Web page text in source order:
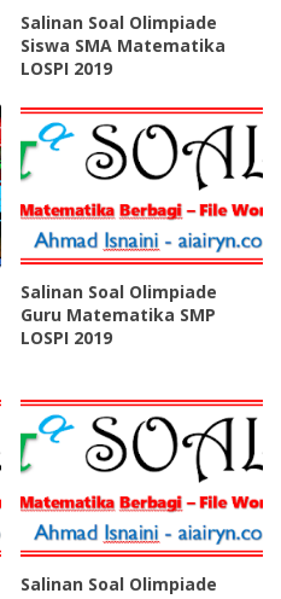
Salinan Soal Olimpiade
Siswa SMA Matematika
LOSPI 2019
Salinan Soal Olimpiade
Guru Matematika SMP
LOSPI 2019
Salinan Soal Olimpiade